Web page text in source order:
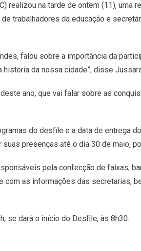
realizou na tarde de ontem (11),
trabalhadores da educação e
falou sobre a importância da
da nossa cidade”, disse
ano, que vai falar sobre as
do desfile e a data de entrega
presenças até o dia 30 de maio,
pela confecção de faixas,
com as informações das secretarias,
se dará o início do Desfile, às 8h30.